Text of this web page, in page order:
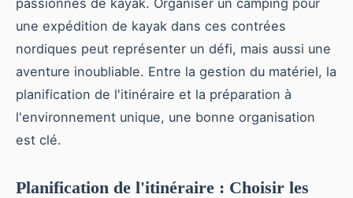
une expédition de kayak dans ces contrées
nordiques peut représenter un défi, mais aussi une
aventure inoubliable. Entre la gestion du matériel, la
planification de l'itinéraire et la préparation à
l'environnement unique, une bonne organisation
est clé.
Planification de l'itinéraire : Choisir les